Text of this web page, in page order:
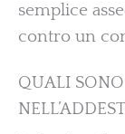
semplice
contro un
QUALI